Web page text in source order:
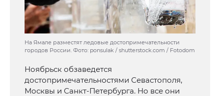
На Ямале разместят ледовые достопримечательности
городов России. Фото: ponsulak / shutterstock.com / Fotodom
Ноябрьск обзаведется
достопримечательностями Севастополя,
Москвы и Санкт-Петербурга. Но все они